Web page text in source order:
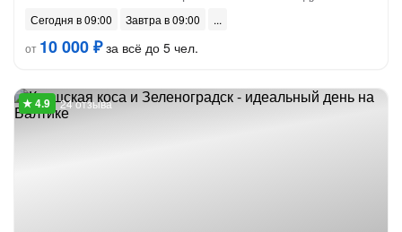
Сегодня в 09:00
Завтра в 09:00
от 10 000 ₽за всё до 5 чел.
24 отзыва